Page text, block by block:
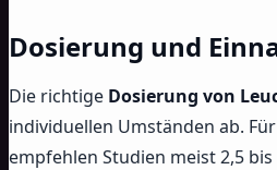
Dosierung und
Die richtige Dosierung von
individuellen Umständen ab.
empfehlen Studien meist 2,5